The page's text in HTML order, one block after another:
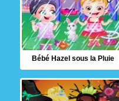
Bébé Hazel sous la Pluie